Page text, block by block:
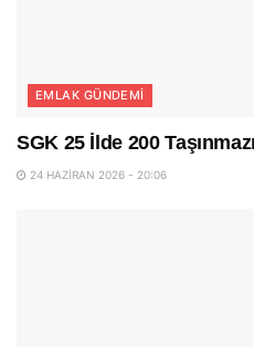
EMLAK GÜNDEMI
SGK 25 İlde 200
24 HAZIRAN 2026 - 20:06